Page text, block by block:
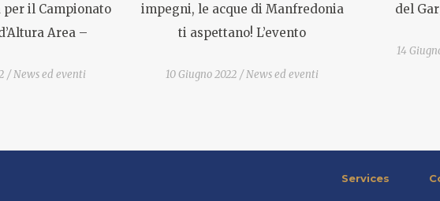
il Campionato
Area –
News ed eventi
impegni, le acque di Manfredonia
ti aspettano! L’evento
10 Giugno 2022 News ed eventi
del
14
Services